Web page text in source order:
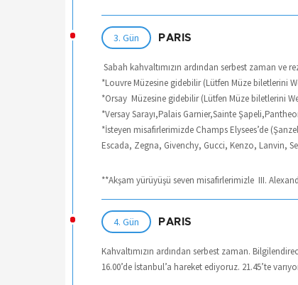
3. Gün PARIS
Sabah kahvaltımızın ardından serbest zaman ve
*Louvre Müzesine gidebilir (Lütfen Müze biletlerini
*Orsay Müzesine gidebilir (Lütfen Müze biletlerini
*Versay Sarayı,Palais Garnier,Sainte
*İsteyen misafirlerimizde Champs Elysees’de
Escada, Zegna, Givenchy, Gucci, Kenzo, Lanvin,
**Akşam yürüyüşü seven misafirlerimizle III.
4. Gün PARIS
Kahvaltımızın ardından serbest zaman.
16.00’de İstanbul’a hareket ediyoruz. 21.45’te